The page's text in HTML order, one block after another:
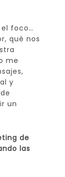
foco…
qué nos
me
y
un
de
las